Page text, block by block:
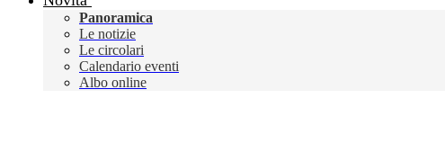
Panoramica
Le notizie
Le circolari
Calendario eventi
Albo online